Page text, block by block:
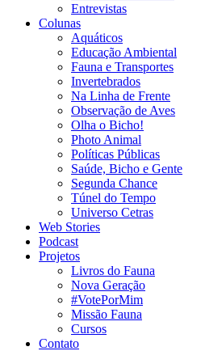
Entrevistas
Colunas
Aquáticos
Educação Ambiental
Fauna e Transportes
Invertebrados
Na Linha de Frente
Observação de Aves
Olha o Bicho!
Photo Animal
Políticas Públicas
Saúde, Bicho e Gente
Segunda Chance
Túnel do Tempo
Universo Cetras
Web Stories
Podcast
Projetos
Livros do Fauna
Nova Geração
#VotePorMim
Missão Fauna
Cursos
Contato